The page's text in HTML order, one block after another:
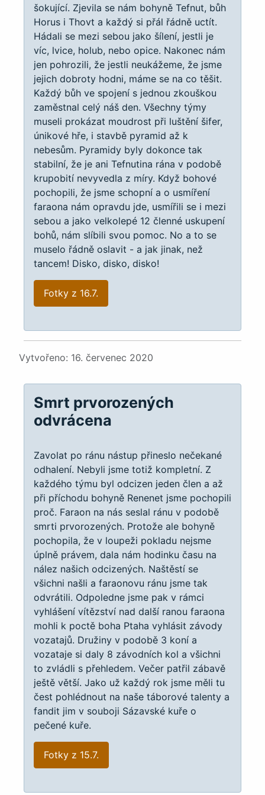
šokující. Zjevila se nám bohyně Tefnut, bůh
Horus i Thovt a každý si přál řádně uctít.
Hádali se mezi sebou jako šílení, jestli je
víc, lvice, holub, nebo opice. Nakonec nám
jen pohrozili, že jestli neukážeme, že jsme
jejich dobroty hodni, máme se na co těšit.
Každý bůh ve spojení s jednou zkouškou
zaměstnal celý náš den. Všechny týmy
museli prokázat moudrost při luštění šifer,
únikové hře, i stavbě pyramid až k
nebesům. Pyramidy byly dokonce tak
stabilní, že je ani Tefnutina rána v podobě
krupobití nevyvedla z míry. Když bohové
pochopili, že jsme schopní a o usmíření
faraona nám opravdu jde, usmířili se i mezi
sebou a jako velkolepé 12 členné uskupení
bohů, nám slíbili svou pomoc. No a to se
muselo řádně oslavit - a jak jinak, než
tancem! Disko, disko, disko!
Fotky z 16.7.
Podrobnosti
Vytvořeno: 16. červenec 2020
Smrt prvorozených
odvrácena
Zavolat po ránu nástup přineslo nečekané
odhalení. Nebyli jsme totiž kompletní. Z
každého týmu byl odcizen jeden člen a až
při příchodu bohyně Renenet jsme pochopili
proč. Faraon na nás seslal ránu v podobě
smrti prvorozených. Protože ale bohyně
pochopila, že v loupeži pokladu nejsme
úplně právem, dala nám hodinku času na
nález našich odcizených. Naštěstí se
všichni našli a faraonovu ránu jsme tak
odvrátili. Odpoledne jsme pak v rámci
vyhlášení vítězství nad další ranou faraona
mohli k poctě boha Ptaha vyhlásit závody
vozatajů. Družiny v podobě 3 koní a
vozataje si daly 8 závodních kol a všichni
to zvládli s přehledem. Večer patřil zábavě
ještě větší. Jako už každý rok jsme měli tu
čest pohlédnout na naše táborové talenty a
fandit jim v souboji Sázavské kuře o
pečené kuře.
Fotky z 15.7.